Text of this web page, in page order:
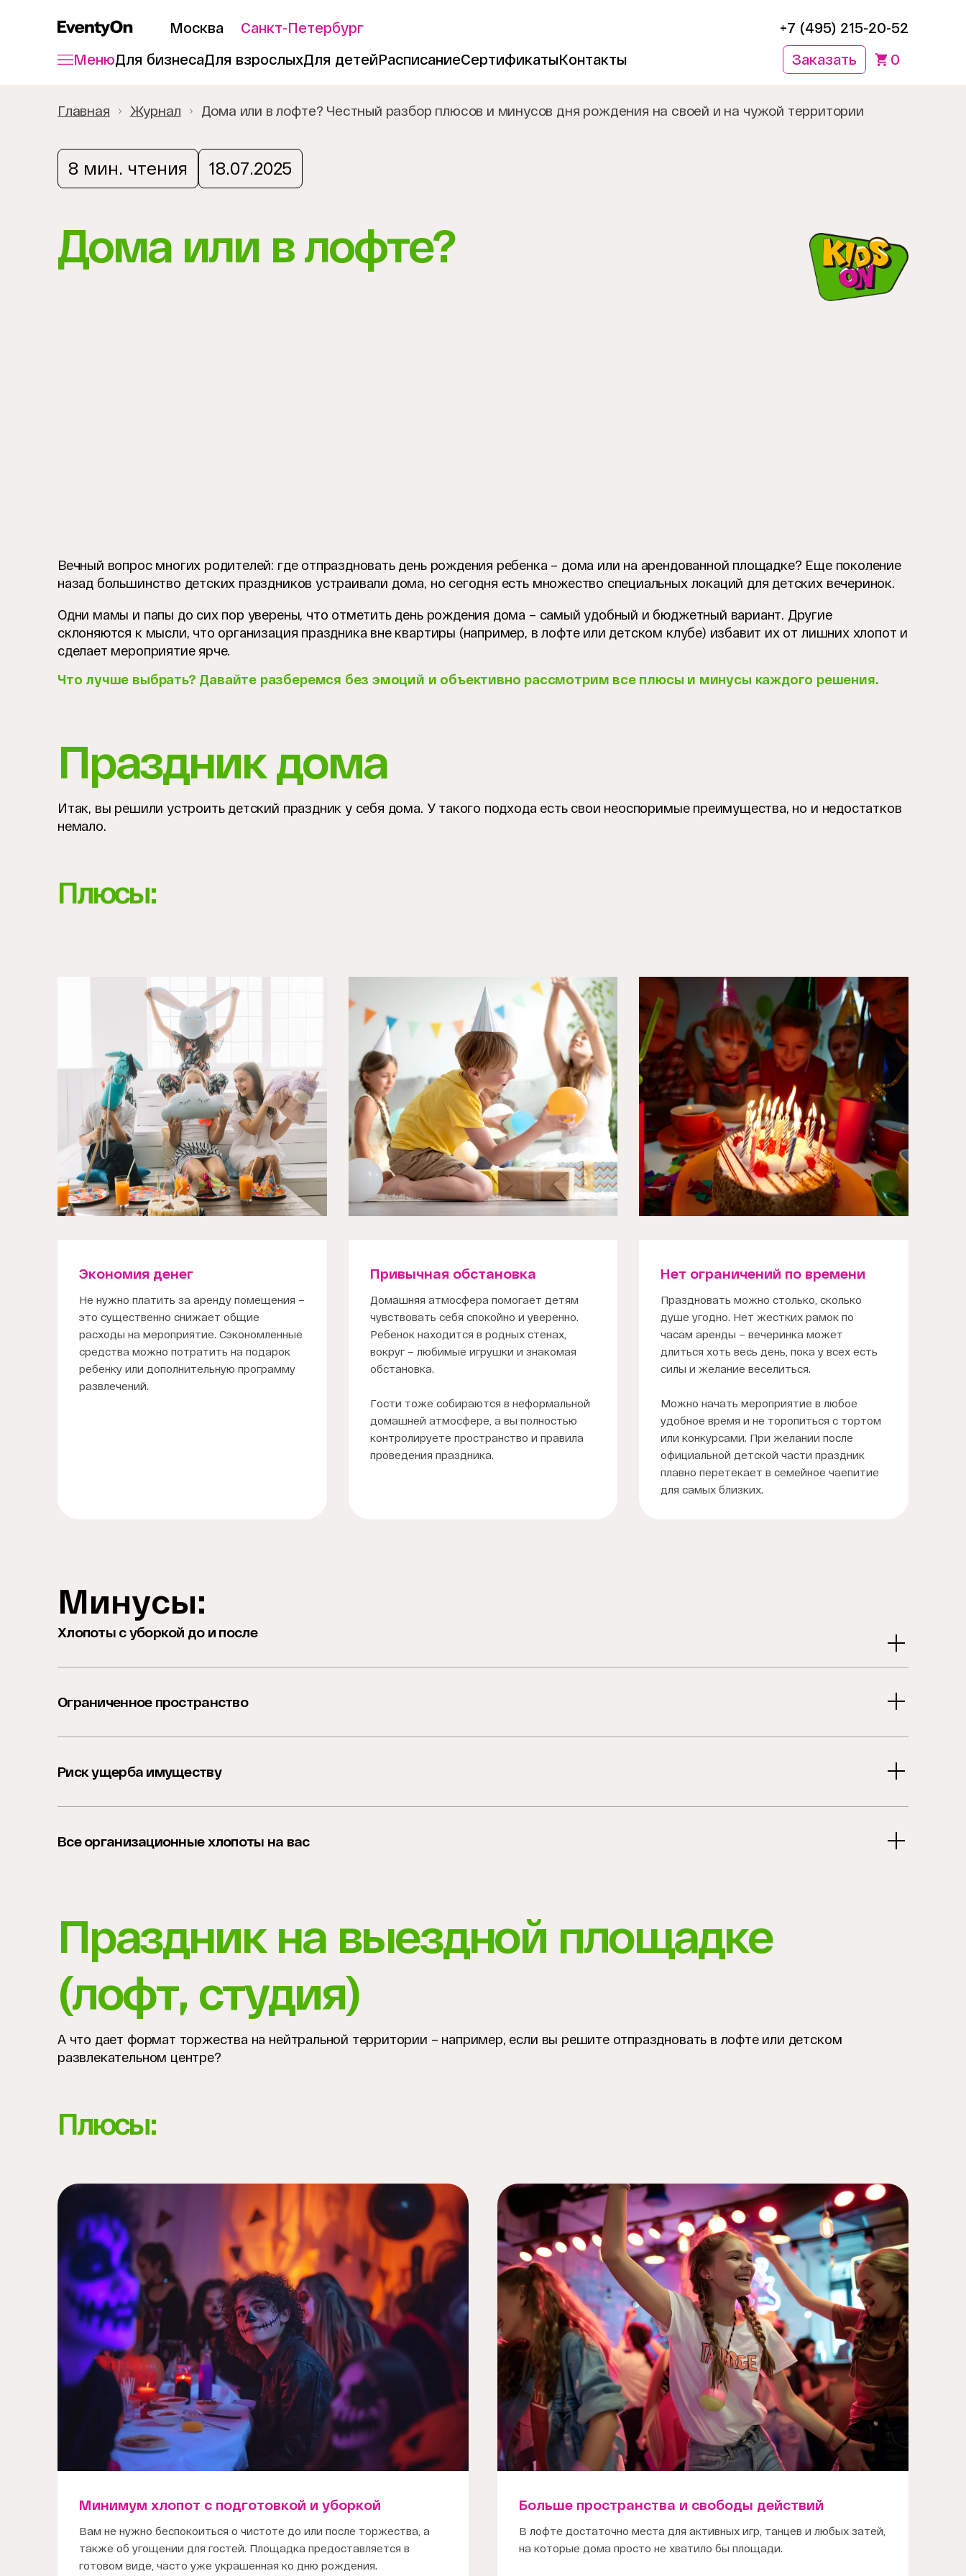
Москва Санкт-Петербург
+7 (495) 215-20-52
МенюДля бизнесаДля взрослыхДля детейРасписаниеСертификатыКонтакты Заказать 0
Главная Журнал Дома или в лофте? Честный разбор плюсов и минусов дня рождения на своей и на чужой территории
8 мин. чтения 18.07.2025
Дома или в лофте?
Вечный вопрос многих родителей: где отпраздновать день рождения ребенка – дома или на арендованной площадке? Еще поколение
назад большинство детских праздников устраивали дома, но сегодня есть множество специальных локаций для детских вечеринок.
Одни мамы и папы до сих пор уверены, что отметить день рождения дома – самый удобный и бюджетный вариант. Другие
склоняются к мысли, что организация праздника вне квартиры (например, в лофте или детском клубе) избавит их от лишних хлопот и
сделает мероприятие ярче.
Что лучше выбрать? Давайте разберемся без эмоций и объективно рассмотрим все плюсы и минусы каждого решения.
Праздник дома
Итак, вы решили устроить детский праздник у себя дома. У такого подхода есть свои неоспоримые преимущества, но и недостатков
немало.
Плюсы:
Экономия денег
Не нужно платить за аренду помещения –
это существенно снижает общие
расходы на мероприятие. Сэкономленные
средства можно потратить на подарок
ребенку или дополнительную программу
развлечений.
Привычная обстановка
Домашняя атмосфера помогает детям
чувствовать себя спокойно и уверенно.
Ребенок находится в родных стенах,
вокруг – любимые игрушки и знакомая
обстановка.
Гости тоже собираются в неформальной
домашней атмосфере, а вы полностью
контролируете пространство и правила
проведения праздника.
Нет ограничений по времени
Праздновать можно столько, сколько
душе угодно. Нет жестких рамок по
часам аренды – вечеринка может
длиться хоть весь день, пока у всех есть
силы и желание веселиться.
Можно начать мероприятие в любое
удобное время и не торопиться с тортом
или конкурсами. При желании после
официальной детской части праздник
плавно перетекает в семейное чаепитие
для самых близких.
Минусы:
Хлопоты с уборкой до и после
Ограниченное пространство
Риск ущерба имуществу
Все организационные хлопоты на вас
Праздник на выездной площадке
(лофт, студия)
А что дает формат торжества на нейтральной территории – например, если вы решите отпраздновать в лофте или детском
развлекательном центре?
Плюсы:
Минимум хлопот с подготовкой и уборкой
Вам не нужно беспокоиться о чистоте до или после торжества, а
также об угощении для гостей. Площадка предоставляется в
готовом виде, часто уже украшенная ко дню рождения.
Больше пространства и свободы действий
В лофте достаточно места для активных игр, танцев и любых затей,
на которые дома просто не хватило бы площади.